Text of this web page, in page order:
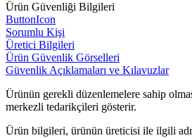
Ürün Güvenliği Bilgileri
ButtonIcon
Sorumlu Kişi
Üretici Bilgileri
Ürün Güvenlik Görselleri
Güvenlik Açıklamaları ve Kılavuzlar
Ürünün gerekli düzenlemelere sahip
merkezli tedarikçileri gösterir.
Ürün bilgileri, ürünün üreticisi ile ilgili